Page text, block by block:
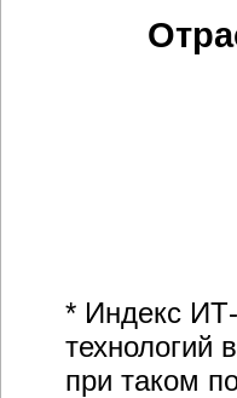
* Индекс
технологий
при таком